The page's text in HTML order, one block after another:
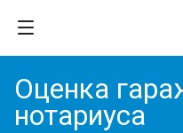
Оценка
нотариуса